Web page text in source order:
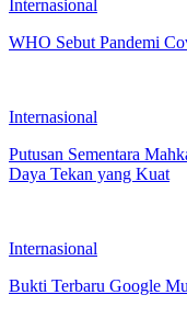
Internasional
WHO Sebut Pandemi
Internasional
Putusan Sementara
Daya Tekan yang Kuat
Internasional
Bukti Terbaru Google